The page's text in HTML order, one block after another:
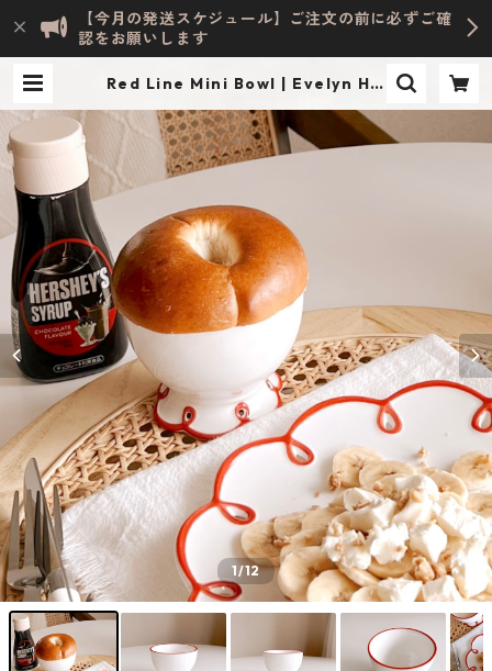
【今月の発送スケジュール】ご注文の前に必ずご確
認をお願いします
Red Line Mini Bowl | Evelyn HO
FESTYLE
1/12